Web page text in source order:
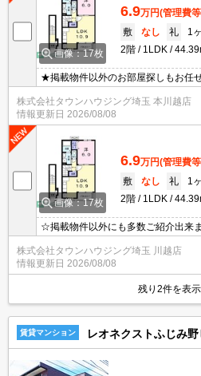
画像：17枚
6.9万円(管理費
敷
なし 礼
1
2階
1LDK
★掲載物件以外のお部屋探しもお任
探しはタウンハウジングへ★
株式会社タウンハウジング埼玉 本川越店
情報更新日 2026/08/08
画像：17枚
6.9万円(管理費
敷
なし 礼
1
2階
1LDK
☆掲載物件以外にも多数ご紹介出来
お探しさせて頂きます♪
株式会社タウンハウジング埼玉 川越店
情報更新日 2026/08/08
残り2件を表
賃貸マンション レオネクストふじみ